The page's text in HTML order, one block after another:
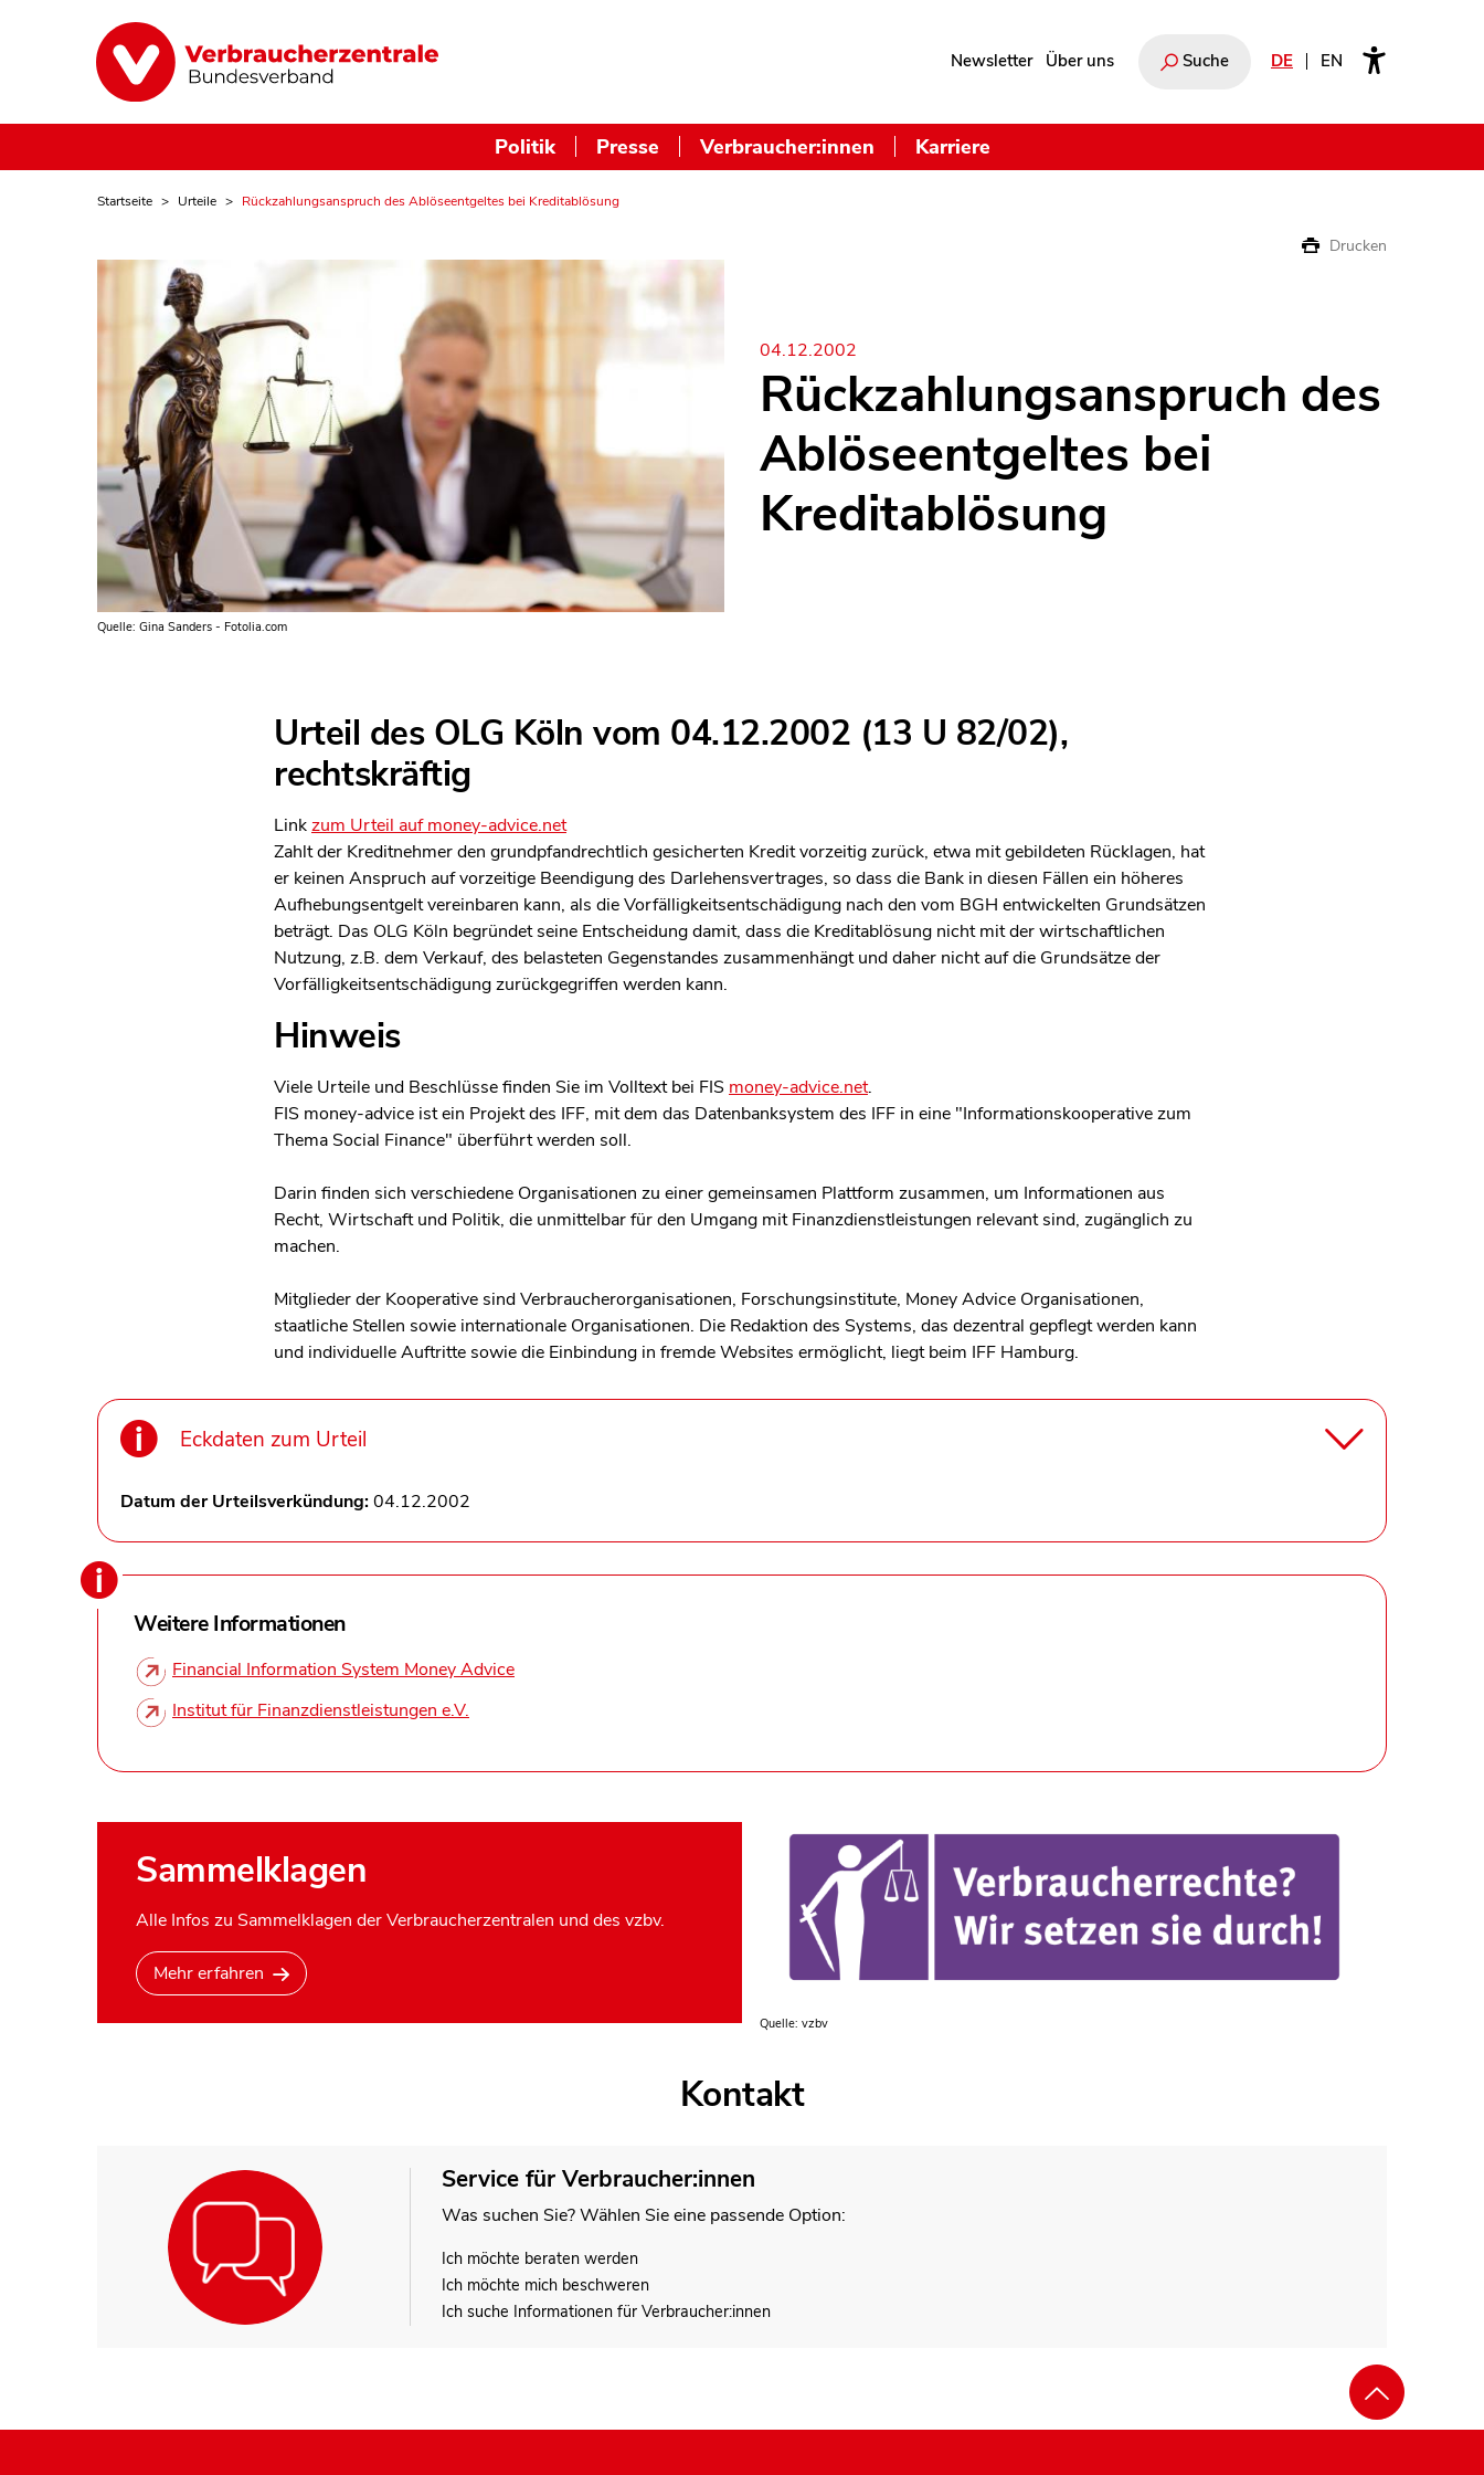
Newsletter Über uns Suche DE EN
Politik Presse Verbraucher:innen Karriere
Startseite Urteile Rückzahlungsanspruch des Ablöseentgeltes bei Kreditablösung
Drucken
Quelle: Gina Sanders - Fotolia.com
04.12.2002
Rückzahlungsanspruch des
Ablöseentgeltes bei
Kreditablösung
Urteil des OLG Köln vom 04.12.2002 (13 U 82/02),
rechtskräftig
Linkzum Urteil auf money-advice.net
Zahlt der Kreditnehmer den grundpfandrechtlich gesicherten Kredit vorzeitig zurück, etwa mit gebildeten Rücklagen, hat
er keinen Anspruch auf vorzeitige Beendigung des Darlehensvertrages, so dass die Bank in diesen Fällen ein höheres
Aufhebungsentgelt vereinbaren kann, als die Vorfälligkeitsentschädigung nach den vom BGH entwickelten Grundsätzen
beträgt. Das OLG Köln begründet seine Entscheidung damit, dass die Kreditablösung nicht mit der wirtschaftlichen
Nutzung, z.B. dem Verkauf, des belasteten Gegenstandes zusammenhängt und daher nicht auf die Grundsätze der
Vorfälligkeitsentschädigung zurückgegriffen werden kann.
Hinweis
Viele Urteile und Beschlüsse finden Sie im Volltext bei FIS money-advice.net.
FIS money-advice ist ein Projekt des IFF, mit dem das Datenbanksystem des IFF in eine "Informationskooperative zum
Thema Social Finance" überführt werden soll.
Darin finden sich verschiedene Organisationen zu einer gemeinsamen Plattform zusammen, um Informationen aus
Recht, Wirtschaft und Politik, die unmittelbar für den Umgang mit Finanzdienstleistungen relevant sind, zugänglich zu
machen.
Mitglieder der Kooperative sind Verbraucherorganisationen, Forschungsinstitute, Money Advice Organisationen,
staatliche Stellen sowie internationale Organisationen. Die Redaktion des Systems, das dezentral gepflegt werden kann
und individuelle Auftritte sowie die Einbindung in fremde Websites ermöglicht, liegt beim IFF Hamburg.
Eckdaten zum Urteil
Datum der Urteilsverkündung:04.12.2002
Weitere Informationen
Financial Information System Money Advice
Institut für Finanzdienstleistungen e.V.
Sammelklagen
Alle Infos zu Sammelklagen der Verbraucherzentralen und des vzbv.
Mehr erfahren
Quelle: vzbv
Kontakt
Service für Verbraucher:innen
Was suchen Sie? Wählen Sie eine passende Option:
Ich möchte beraten werden
Ich möchte mich beschweren
Ich suche Informationen für Verbraucher:innen